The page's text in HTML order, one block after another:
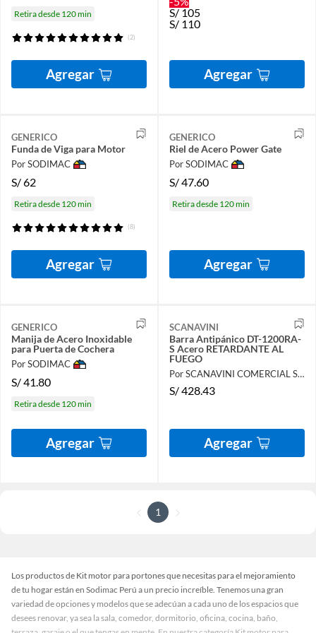
Retira desde 120 min
(2)
Agregar
S/105
S/ 110
Agregar
GENERICO
Funda de Viga para Motor
Por SODIMAC
S/62
Retira desde 120 min
(8)
Agregar
GENERICO
Riel de Acero Power Gate
Por SODIMAC
S/47.60
Retira desde 120 min
Agregar
GENERICO
Manija de Acero Inoxidable
para Puerta de Cochera
Por SODIMAC
S/41.80
Retira desde 120 min
Agregar
SCANAVINI
Barra Antipánico DT-1200RA-
S Acero RETARDANTE AL
FUEGO
Por SCANAVINI COMERCIAL S.A.C.
S/428.43
Agregar
1
Los productos de Kit motor para portones que necesitas para el mejoramiento
de tu hogar están en Sodimac Perú a un precio increíble. Tenemos una gran
variedad de opciones y modelos que se adecúan a cada uno de los espacios que
desees renovar, ya sea la sala, comedor, dormitorio, oficina, cocina, baño,